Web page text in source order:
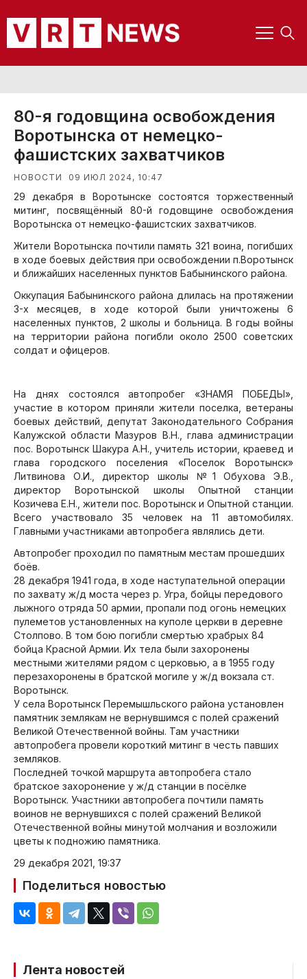
Лента новостей
80-я годовщина освобождения
Воротынска от немецко-
фашистских захватчиков
НОВОСТИ 09 ИЮЛ 2024, 10:47
29 декабря в Воротынске состоятся торжественный
митинг, посвящённый 80-й годовщине освобождения
Воротынска от немецко-фашистских захватчиков.
Жители Воротынска почтили память 321 воина, погибших
в ходе боевых действия при освобождении п.Воротынск
и ближайших населенных пунктов Бабынинского района.
Оккупация Бабынинского района длилась на протяжении
3-х месяцев, в ходе которой были уничтожены 6
населенных пунктов, 2 школы и больница. В годы войны
на территории района погибли около 2500 советских
солдат и офицеров.
На днях состоялся автопробег «ЗНАМЯ ПОБЕДЫ»,
участие в котором приняли жители поселка, ветераны
боевых действий, депутат Законодательного Собрания
Калужской области Мазуров В.Н., глава администрации
пос. Воротынск Шакура А.Н., учитель истории, краевед и
глава городского поселения «Поселок Воротынск»
Литвинова О.И., директор школы №1 Обухова Э.В.,
директор Воротынской школы Опытной станции
Козичева Е.Н., жители пос. Воротынск и Опытной станции.
Всего участвовало 35 человек на 11 автомобилях.
Главными участниками автопробега являлись дети.
Автопробег проходил по памятным местам прошедших
боёв.
28 декабря 1941 года, в ходе наступательной операции
по захвату ж/д моста через р. Угра, бойцы передового
лыжного отряда 50 армии, пропали под огонь немецких
пулеметов установленных на куполе церкви в деревне
Столпово. В том бою погибли смертью храбрых 84
бойца Красной Армии. Их тела были захоронены
местными жителями рядом с церковью, а в 1955 году
перезахоронены в братской могиле у ж/д вокзала ст.
Воротынск.
У села Воротынск Перемышльского района установлен
памятник землякам не вернувшимся с полей сражений
Великой Отечественной войны. Там участники
автопробега провели короткий митинг в честь павших
земляков.
Последней точкой маршрута автопробега стало
братское захоронение у ж/д станции в посёлке
Воротынск. Участники автопробега почтили память
воинов не вернувшихся с полей сражений Великой
Отечественной войны минутой молчания и возложили
цветы к подножию памятника.
29 декабря 2021, 19:37
Поделиться новостью